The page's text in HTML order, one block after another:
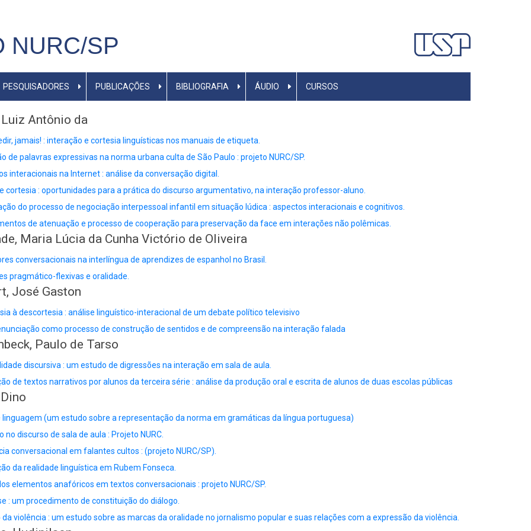
NURC/SP
PESQUISADORES PUBLICAÇÕES BIBLIOGRAFIA ÁUDIO CURSOS
Antônio da
jamais! : interação e cortesia linguísticas nos manuais de etiqueta.
de palavras expressivas na norma urbana culta de São Paulo : projeto NURC/SP.
interacionais na Internet : análise da conversação digital.
cortesia : oportunidades para a prática do discurso argumentativo, na interação professor-aluno.
do processo de negociação interpessoal infantil em situação lúdica : aspectos interacionais e cognitivos.
de atenuação e processo de cooperação para preservação da face em interações não polêmicas.
Maria Lúcia da Cunha Victório de Oliveira
conversacionais na interlíngua de aprendizes de espanhol no Brasil.
pragmático-flexivas e oralidade.
José Gaston
à descortesia : análise linguístico-interacional de um debate político televisivo
como processo de construção de sentidos e de compreensão na interação falada
Paulo de Tarso
discursiva : um estudo de digressões na interação em sala de aula.
de textos narrativos por alunos da terceira série : análise da produção oral e escrita de alunos de duas escolas públicas
linguagem (um estudo sobre a representação da norma em gramáticas da língua portuguesa)
no discurso de sala de aula : Projeto NURC.
conversacional em falantes cultos : (projeto NURC/SP).
da realidade linguística em Rubem Fonseca.
elementos anafóricos em textos conversacionais : projeto NURC/SP.
: um procedimento de constituição do diálogo.
da violência : um estudo sobre as marcas da oralidade no jornalismo popular e suas relações com a expressão da violência.